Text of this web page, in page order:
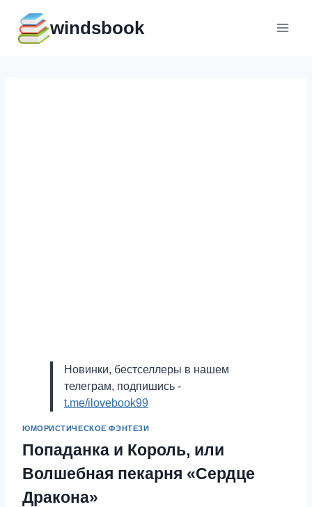
содержимому
windsbook
Новинки, бестселлеры в нашем
телеграм, подпишись -
t.me/ilovebook99
ЮМОРИСТИЧЕСКОЕ ФЭНТЕЗИ
Попаданка и Король, или
Волшебная пекарня «Сердце
Дракона»